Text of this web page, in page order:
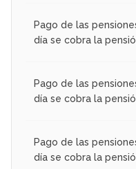
Pago de las
día se cobra la
Pago de las
día se cobra la
Pago de las
día se cobra la